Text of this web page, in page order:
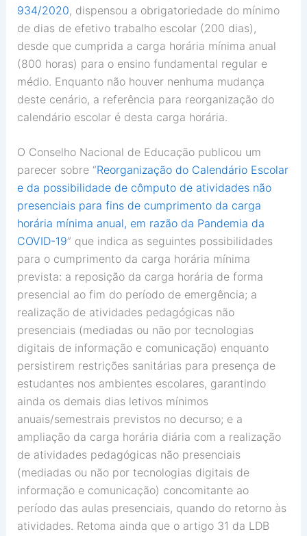
934/2020, dispensou a obrigatoriedade do mínimo
de dias de efetivo trabalho escolar (200 dias),
desde que cumprida a carga horária mínima anual
(800 horas) para o ensino fundamental regular e
médio. Enquanto não houver nenhuma mudança
deste cenário, a referência para reorganização do
calendário escolar é desta carga horária.
O Conselho Nacional de Educação publicou um
parecer sobre “Reorganização do Calendário Escolar
e da possibilidade de cômputo de atividades não
presenciais para fins de cumprimento da carga
horária mínima anual, em razão da Pandemia da
COVID-19” que indica as seguintes possibilidades
para o cumprimento da carga horária mínima
prevista: a reposição da carga horária de forma
presencial ao fim do período de emergência; a
realização de atividades pedagógicas não
presenciais (mediadas ou não por tecnologias
digitais de informação e comunicação) enquanto
persistirem restrições sanitárias para presença de
estudantes nos ambientes escolares, garantindo
ainda os demais dias letivos mínimos
anuais/semestrais previstos no decurso; e a
ampliação da carga horária diária com a realização
de atividades pedagógicas não presenciais
(mediadas ou não por tecnologias digitais de
informação e comunicação) concomitante ao
período das aulas presenciais, quando do retorno às
atividades. Retoma ainda que o artigo 31 da LDB